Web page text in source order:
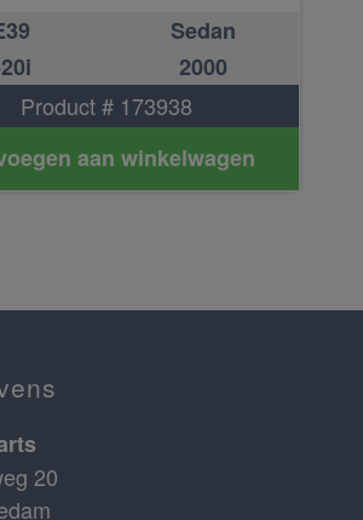
Sedan
2000
Product # 173938
aan winkelwagen
20